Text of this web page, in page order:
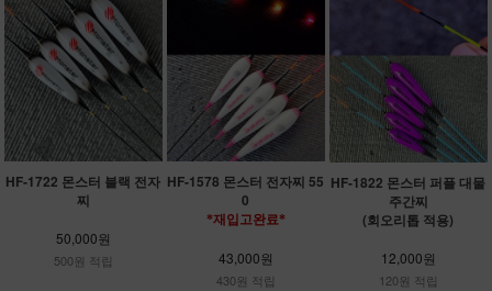
HF-1722 몬스터 블랙 전자
찌
50,000원
500원 적립
HF-1578 몬스터 전자찌 55
0
*재입고완료*
43,000원
430원 적립
HF-1822 몬스터 퍼플 대물
주간찌
(회오리톱 적용)
12,000원
120원 적립